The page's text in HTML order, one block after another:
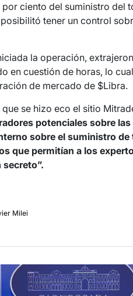
ciento del suministro del
tener un control
la operación,
en cuestión de horas, lo
de mercado de $Libra.
se hizo eco el sitio
potenciales sobre
sobre el suministro de
que permitían a los
Milei